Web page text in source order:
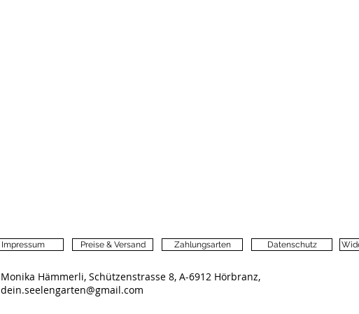
Impressum Preise & Versand Zahlungsarten Datenschutz
Monika Hämmerli, Schützenstrasse 8, A-6912 Hörbranz,
dein.seelengarten@gmail.com